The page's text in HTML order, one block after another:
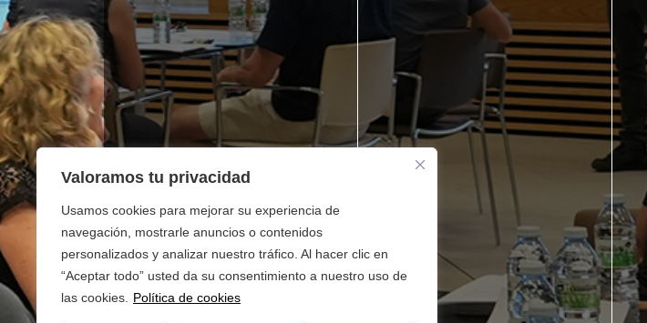
Valoramos tu privacidad
Usamos cookies para mejorar su experiencia de
navegación, mostrarle anuncios o contenidos
personalizados y analizar nuestro tráfico. Al hacer clic en
“Aceptar todo” usted da su consentimiento a nuestro uso de
las cookies.
Política de cookies